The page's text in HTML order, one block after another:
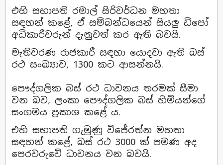
එහි සභාපති රමාල් සිරිවර්ධන මහතා
සඳහන් කළේ, ඒ සම්බන්ධයෙන් සියලු ඩිපෝ
අධිකාරීවරුන් දැනුවත් කර ඇති බවයි.
මැතිවරණ රාජකාරී සඳහා යොදවා ඇති බස්
රථ සංඛ්‍යාව, 1300 කට ආසන්නයි.
පෞද්ගලික බස් රථ ධාවනය තරමක් සීමා
වන බව, ලංකා පෞද්ගලික බස් හිමියන්ගේ
සංගමය ප්‍රකාශ කළේ ය.
එහි සභාපති ගැමුණු විජේරත්න මහතා
සඳහන් කළේ, බස් රථ 3000 ක් පමණ අද
පෙරවරුවේ ධාවනය වන බවයි.